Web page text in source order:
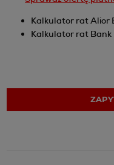
Kalkulator rat Alior
Kalkulator rat Bank